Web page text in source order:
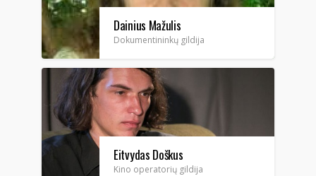
Dainius Mažulis
Dokumentininkų gildija
Eitvydas Doškus
Kino operatorių gildija